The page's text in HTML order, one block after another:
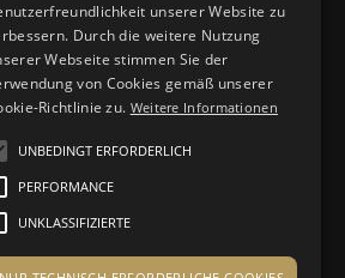
unserer Website zu
Durch die weitere Nutzung
Webseite stimmen Sie der
von Cookies gemäß unserer
Richtlinie zu. Weitere Informationen
UNBEDINGT ERFORDERLICH
PERFORMANCE
UNKLASSIFIZIERTE